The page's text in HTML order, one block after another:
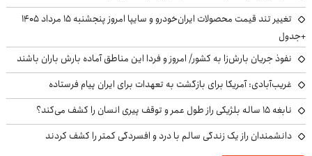
تغییر تند قیمت محصولات ایران‌خودرو و سایپا امروز پنجشنبه ۱۵ مرداد ۱۴۰۵
+جدول
نفوذ جریان بارش‌زا به کشور/ امروز و فردا این مناطق آماده بارش باران باشند
غریب‌آبادی: آمریکا برای بازگشت به تعهدات برای ایران پیام فرستاده
نابغه ۱۵ ساله بلژیکی راز طول عمر و توقف پیری انسان را کشف می‌کند؟
دانشمندان راز یک زندگی سالم با درد و افسردگی کمتر را کشف کردند